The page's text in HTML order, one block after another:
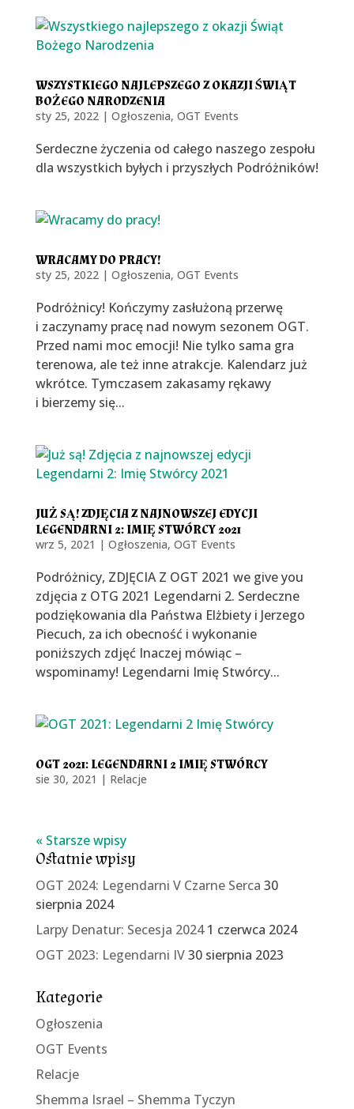
WSZYSTKIEGO NAJLEPSZEGO Z OKAZJI ŚWIĄT
BOŻEGO NARODZENIA
sty 25, 2022| Ogłoszenia, OGT Events
Serdeczne życzenia od całego naszego zespołu
dla wszystkich byłych i przyszłych Podróżników!
WRACAMY DO PRACY!
sty 25, 2022| Ogłoszenia, OGT Events
Podróżnicy! Kończymy zasłużoną przerwę
i zaczynamy pracę nad nowym sezonem OGT.
Przed nami moc emocji! Nie tylko sama gra
terenowa, ale też inne atrakcje. Kalendarz już
wkrótce. Tymczasem zakasamy rękawy
i bierzemy się...
JUŻ SĄ! ZDJĘCIA Z NAJNOWSZEJ EDYCJI
LEGENDARNI 2: IMIĘ STWÓRCY 2021
wrz 5, 2021 | Ogłoszenia, OGT Events
Podróżnicy, ZDJĘCIA Z OGT 2021 we give you
zdjęcia z OTG 2021 Legendarni 2. Serdeczne
podziękowania dla Państwa Elżbiety i Jerzego
Piecuch, za ich obecność i wykonanie
poniższych zdjęć Inaczej mówiąc –
wspominamy! Legendarni Imię Stwórcy...
OGT 2021: LEGENDARNI 2 IMIĘ STWÓRCY
sie 30, 2021 | Relacje
« Starsze wpisy
Ostatnie wpisy
OGT 2024: Legendarni V Czarne Serca 30
sierpnia 2024
Larpy Denatur: Secesja 2024 1 czerwca 2024
OGT 2023: Legendarni IV30 sierpnia 2023
Kategorie
Ogłoszenia
OGT Events
Relacje
Shemma Israel – Shemma Tyczyn